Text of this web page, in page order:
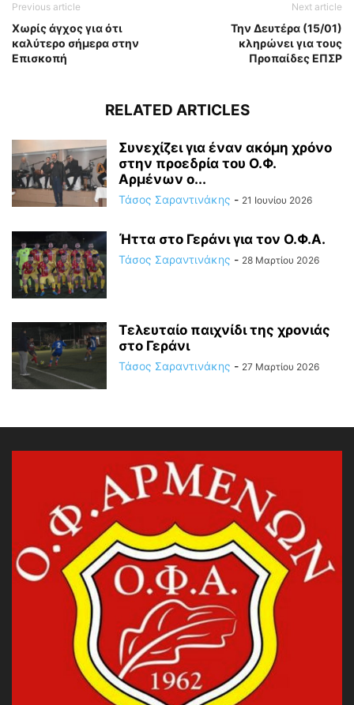
Previous article
Χωρίς άγχος για ότι
καλύτερο σήμερα στην
Επισκοπή
Next article
Την Δευτέρα (15/01)
κληρώνει για τους
Προπαίδες ΕΠΣΡ
RELATED ARTICLES
Συνεχίζει για έναν ακόμη χρόνο
στην προεδρία του Ο.Φ.
Αρμένων ο...
Τάσος Σαραντινάκης - 21 Ιουνίου 2026
Ήττα στο Γεράνι για τον Ο.Φ.Α.
Τάσος Σαραντινάκης - 28 Μαρτίου 2026
Τελευταίο παιχνίδι της χρονιάς
στο Γεράνι
Τάσος Σαραντινάκης - 27 Μαρτίου 2026